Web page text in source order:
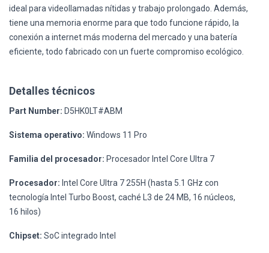
ideal para videollamadas nítidas y trabajo prolongado. Además,
tiene una memoria enorme para que todo funcione rápido, la
conexión a internet más moderna del mercado y una batería
eficiente, todo fabricado con un fuerte compromiso ecológico.
Detalles técnicos
Part Number: D5HK0LT#ABM
Sistema operativo: Windows 11 Pro
Familia del procesador: Procesador Intel Core Ultra 7
Procesador: Intel Core Ultra 7 255H (hasta 5.1 GHz con
tecnología Intel Turbo Boost, caché L3 de 24 MB, 16 núcleos,
16 hilos)
Chipset: SoC integrado Intel